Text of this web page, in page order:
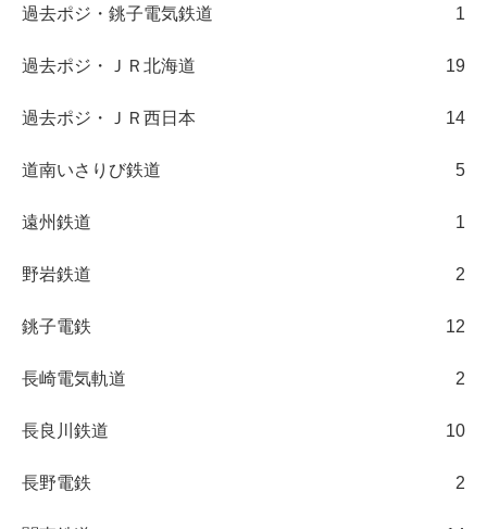
過去ポジ・銚子電気鉄道 1
過去ポジ・ＪＲ北海道 19
過去ポジ・ＪＲ西日本 14
道南いさりび鉄道 5
遠州鉄道 1
野岩鉄道 2
銚子電鉄 12
長崎電気軌道 2
長良川鉄道 10
長野電鉄 2